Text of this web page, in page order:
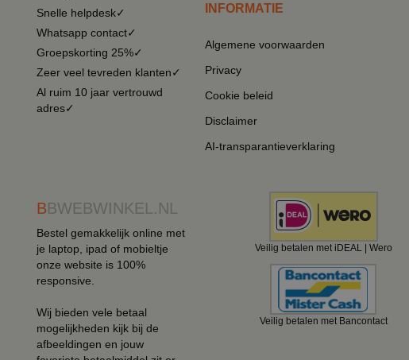
Snelle helpdesk✓
Whatsapp contact✓
Groepskorting 25%✓
Zeer veel tevreden klanten✓
Al ruim 10 jaar vertrouwd
adres✓
INFORMATIE
Algemene voorwaarden
Privacy
Cookie beleid
Disclaimer
AI-transparantieverklaring
BBWEBWINKEL.NL
Bestel gemakkelijk online met
je laptop, ipad of mobieltje
onze website is 100%
responsive.
Wij bieden vele betaal
mogelijkheden kijk bij de
afbeeldingen en jouw
Veilig betalen met iDEAL | Wero
Veilig betalen met Bancontact